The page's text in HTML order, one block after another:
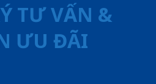
TƯ VẤN &
ƯU ĐÃI